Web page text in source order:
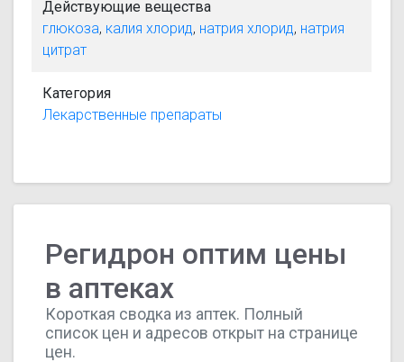
Действующие вещества
глюкоза, калия хлорид, натрия хлорид, натрия
цитрат
Категория
Лекарственные препараты
Регидрон оптим цены
в аптеках
Короткая сводка из аптек. Полный
список цен и адресов открыт на странице
цен.